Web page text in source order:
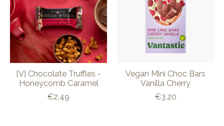
[V] Chocolate Truffles -
Honeycomb Caramel
€2,49
Vegan Mini Choc Bars
Vanilla Cherry
€3,20